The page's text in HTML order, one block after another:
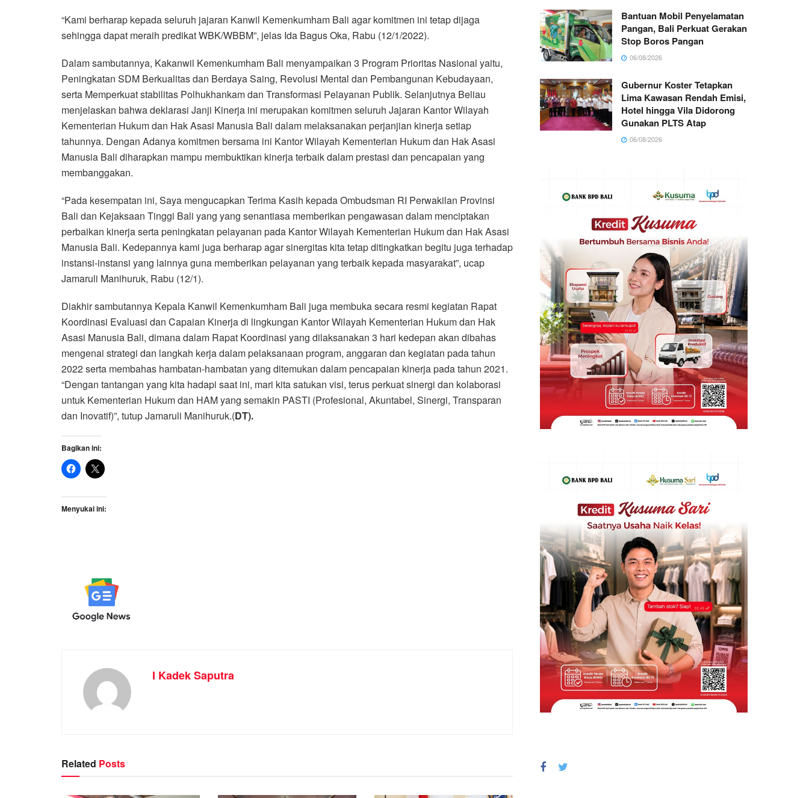
“Kami berharap kepada seluruh jajaran Kanwil Kemenkumham Bali agar komitmen ini tetap dijaga
sehingga dapat meraih predikat WBK/WBBM”, jelas Ida Bagus Oka, Rabu (12/1/2022).
Dalam sambutannya, Kakanwil Kemenkumham Bali menyampaikan 3 Program Prioritas Nasional yaitu,
Peningkatan SDM Berkualitas dan Berdaya Saing, Revolusi Mental dan Pembangunan Kebudayaan,
serta Memperkuat stabilitas Polhukhankam dan Transformasi Pelayanan Publik. Selanjutnya Beliau
menjelaskan bahwa deklarasi Janji Kinerja ini merupakan komitmen seluruh Jajaran Kantor Wilayah
Kementerian Hukum dan Hak Asasi Manusia Bali dalam melaksanakan perjanjian kinerja setiap
tahunnya. Dengan Adanya komitmen bersama ini Kantor Wilayah Kementerian Hukum dan Hak Asasi
Manusia Bali diharapkan mampu membuktikan kinerja terbaik dalam prestasi dan pencapaian yang
membanggakan.
“Pada kesempatan ini, Saya mengucapkan Terima Kasih kepada Ombudsman RI Perwakilan Provinsi
Bali dan Kejaksaan Tinggi Bali yang yang senantiasa memberikan pengawasan dalam menciptakan
perbaikan kinerja serta peningkatan pelayanan pada Kantor Wilayah Kementerian Hukum dan Hak Asasi
Manusia Bali. Kedepannya kami juga berharap agar sinergitas kita tetap ditingkatkan begitu juga terhadap
instansi-instansi yang lainnya guna memberikan pelayanan yang terbaik kepada masyarakat”, ucap
Jamaruli Manihuruk, Rabu (12/1).
Diakhir sambutannya Kepala Kanwil Kemenkumham Bali juga membuka secara resmi kegiatan Rapat
Koordinasi Evaluasi dan Capaian Kinerja di lingkungan Kantor Wilayah Kementerian Hukum dan Hak
Asasi Manusia Bali, dimana dalam Rapat Koordinasi yang dilaksanakan 3 hari kedepan akan dibahas
mengenai strategi dan langkah kerja dalam pelaksanaan program, anggaran dan kegiatan pada tahun
2022 serta membahas hambatan-hambatan yang ditemukan dalam pencapaian kinerja pada tahun 2021.
“Dengan tantangan yang kita hadapi saat ini, mari kita satukan visi, terus perkuat sinergi dan kolaborasi
untuk Kementerian Hukum dan HAM yang semakin PASTI (Profesional, Akuntabel, Sinergi, Transparan
dan Inovatif)”, tutup Jamaruli Manihuruk.(DT).
Bagikan ini:
Menyukai ini:
I Kadek Saputra
Related Posts
Bantuan Mobil Penyelamatan
Pangan, Bali Perkuat Gerakan
Stop Boros Pangan
06/08/2026
Gubernur Koster Tetapkan
Lima Kawasan Rendah Emisi,
Hotel hingga Vila Didorong
Gunakan PLTS Atap
06/08/2026